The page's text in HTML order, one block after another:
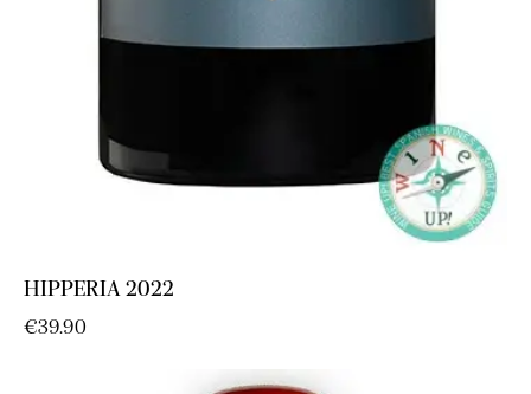
HIPPERIA 2022
€39.90